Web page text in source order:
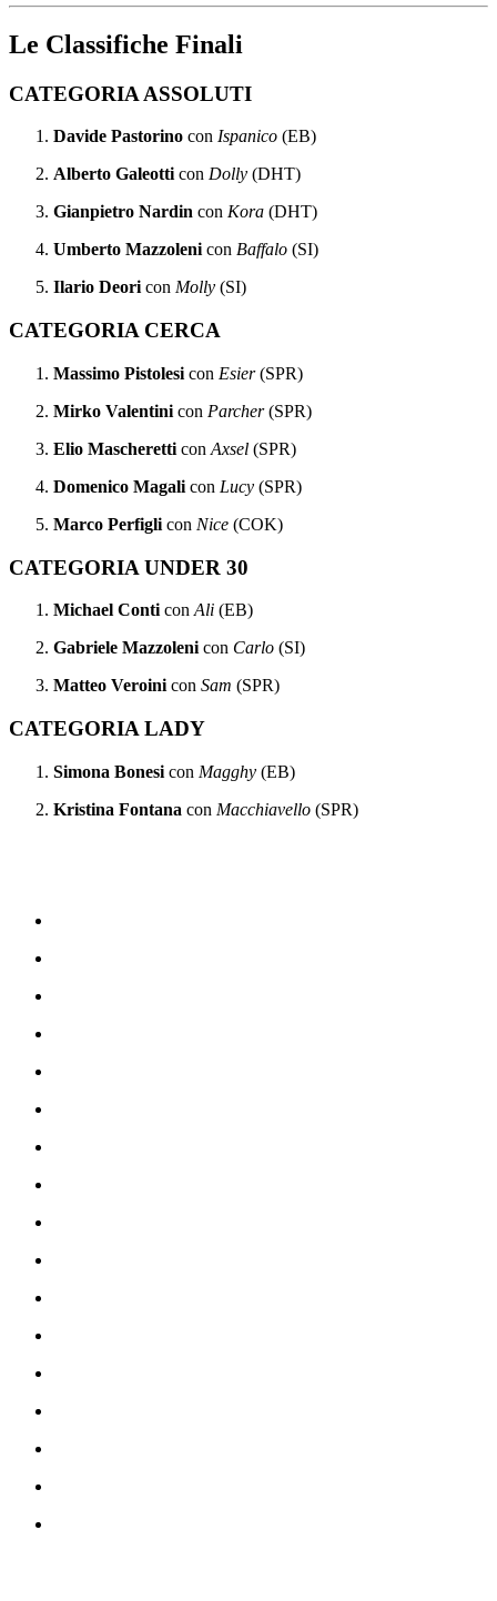
Le Classifiche Finali
CATEGORIA ASSOLUTI
Davide Pastorino con Ispanico (EB)
Alberto Galeotti con Dolly (DHT)
Gianpietro Nardin con Kora (DHT)
Umberto Mazzoleni con Baffalo (SI)
Ilario Deori con Molly (SI)
CATEGORIA CERCA
Massimo Pistolesi con Esier(SPR)
Mirko Valentini con Parcher(SPR)
Elio Mascheretti con Axsel (SPR)
Domenico Magali con Lucy (SPR)
Marco Perfigli con Nice (COK)
CATEGORIA UNDER 30
Michael Conti con Ali (EB)
Gabriele Mazzoleni con Carlo (SI)
Matteo Veroini con Sam (SPR)
CATEGORIA LADY
Simona Bonesi con Magghy (EB)
Kristina Fontana con Macchiavello (SPR)